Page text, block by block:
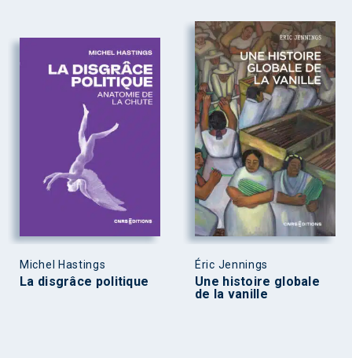
Michel Hastings
La disgrâce politique
Éric Jennings
Une histoire globale
de la vanille